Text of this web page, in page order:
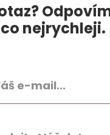
co nejrychleji.